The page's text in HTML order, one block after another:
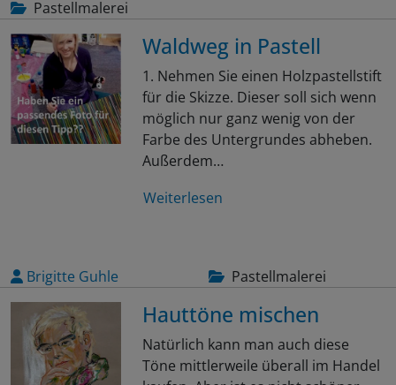
Pastellmalerei
Waldweg in Pastell
1. Nehmen Sie einen Holzpastellstift
für die Skizze. Dieser soll sich wenn
möglich nur ganz wenig von der
Farbe des Untergrundes abheben.
Außerdem…
Weiterlesen
Brigitte Guhle Pastellmalerei
Hauttöne mischen
Natürlich kann man auch diese
Töne mittlerweile überall im Handel